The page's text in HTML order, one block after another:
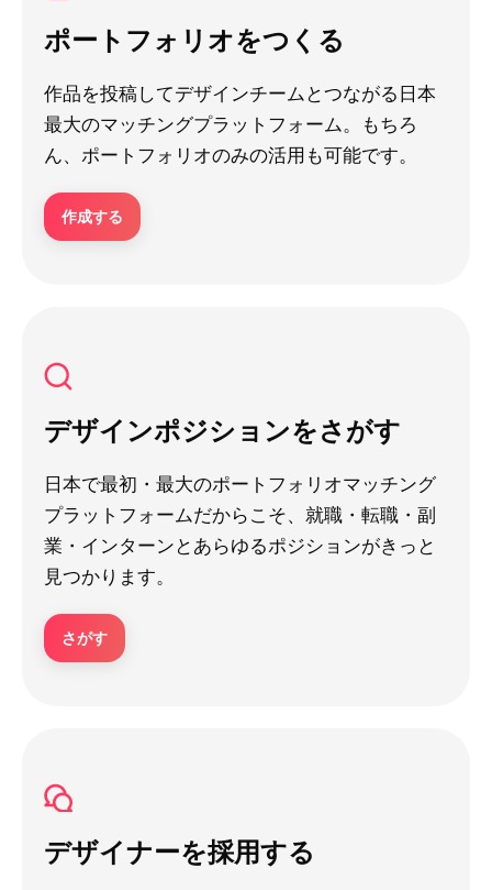
ポートフォリオをつくる
作品を投稿してデザインチームとつながる日本
最大のマッチングプラットフォーム。もちろ
ん、ポートフォリオのみの活用も可能です。
作成する
デザインポジションをさがす
日本で最初・最大のポートフォリオマッチング
プラットフォームだからこそ、就職・転職・副
業・インターンとあらゆるポジションがきっと
見つかります。
さがす
デザイナーを採用する